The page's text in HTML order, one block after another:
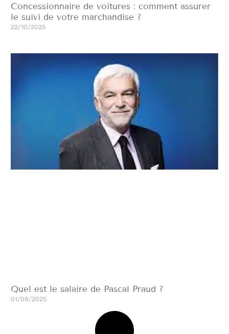
Concessionnaire de voitures : comment assurer
le suivi de votre marchandise ?
22/10/2025
Quel est le salaire de Pascal Praud ?
01/08/2025